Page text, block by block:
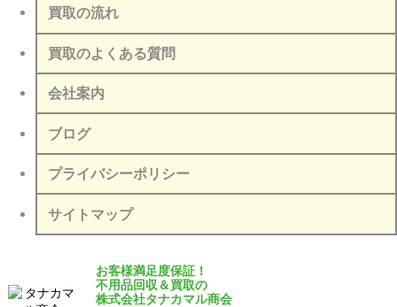
買取の流れ
買取のよくある質問
会社案内
ブログ
プライバシーポリシー
サイトマップ
お客様満足度保証！
不用品回収＆買取の
株式会社タナカマル商会